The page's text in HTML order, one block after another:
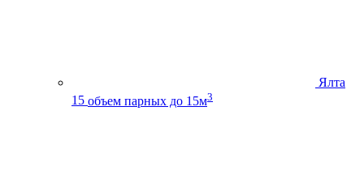
Ялта
15 объем парных до 15м3